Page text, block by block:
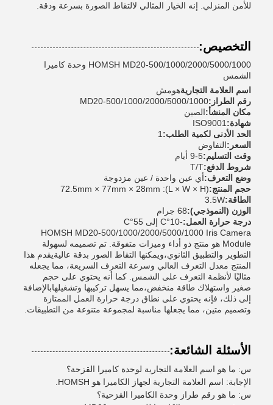
للأمن المنزلي. إنه الخيار المثالي لالتقاط الصورة بسرعة ودقة.
التخصيص:
HOMSH MD20-500/1000/2000/5000/1000 وحدة كاميرا
الشمس
اسم العلامة التجاريةهومش
رقم الطراز:MD20-500/1000/2000/5000/1000
مكان المنشأ:الصين
شهادة: ISO9001
الحد الأدنى لكمية الطلب: 1
السعر:التفاوض
وقت التسليم:5-9 أيام
شروط الدفع:T/T
وضع التعرف:أي عين واحدة / عين مزدوجة
حجم المنتج:(L × W × H): 72.5mm × 77mm × 28mm
الطاقة:3.5W
الوزن (النموذجي):68 جرام
درجة حرارة العمل:-10°C إلى 55°C
HOMSH MD20-500/1000/2000/5000/1000 Iris Camera
Module هو منتج ذو أداء وميزات متفوقة. تم تصميمه لسهولة
التطوير والتطبيق الثانوي،ويمكنها التقاط الصور بدقة عاليةيقدم هذا
المنتج معدل التعرف العالي وسرعة التعرف السريعة، مما يجعله
مثاليًا لأنظمة التعرف على الشمس. كما أنه يحتوي على حجم
صغير واستهلاك طاقة منخفض،مما يسهل تركيبها وتشغيلهابالإضافة
إلى ذلك، فإنه يحتوي على نطاق درجة حرارة العمل الممتازة
وتصميم متين، مما يجعلها مناسبة لمجموعة متنوعة من التطبيقات.
الأسئلة الشائعة:
س: ما هو اسم العلامة التجارية لوحدة كاميرا القزحة؟
الإجابة: اسم العلامة التجارية لجهاز الكاميرا هو HOMSH.
س: ما هو رقم طراز وحدة الكاميرا القزحية؟